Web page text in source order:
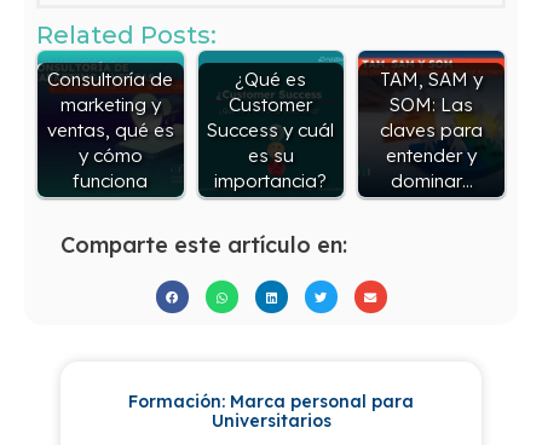
Related Posts:
Consultoría de
marketing y
ventas, qué es
y cómo
funciona
¿Qué es
Customer
Success y cuál
es su
importancia?
TAM, SAM y
SOM: Las
claves para
entender y
dominar…
Comparte este artículo en:
Formación: Marca personal para
Universitarios